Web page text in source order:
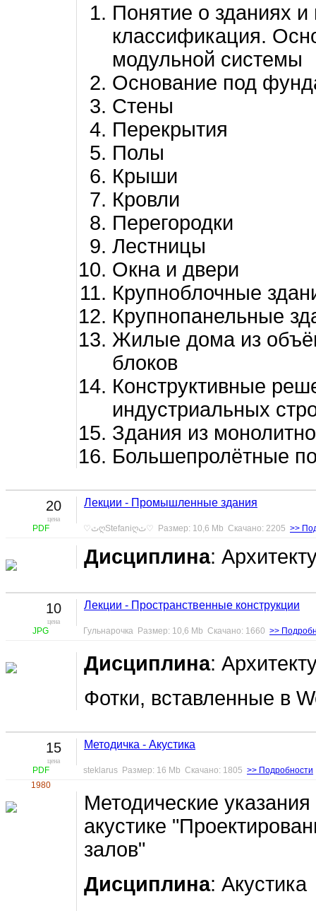
Понятие о зданиях и
классификация.
модульной системы
Основание под
Стены
Перекрытия
Полы
Крыши
Кровли
Перегородки
Лестницы
Окна и двери
Крупноблочные
Крупнопанельные
Жилые дома из
блоков
Конструктивные
индустриальных
Здания из
Большепролётные
20
цена
PDF
Лекции - Промышленные здания
♡ٿღStefaniღٿ♡ Размер: 10,6 Mb Скачано: 2205 >>
Дисциплина:
10
цена
JPG
Лекции - Пространственные конструкции
Гульнарочка Размер: 10,6 Mb Скачано: 1660 >>
Дисциплина:
Фотки, вставленные в
15
цена
PDF
1980
Методичка - Акустика
steklarus Размер: 16 Mb Скачано: 1805 >> Подробности
Методические
акустике
залов"
Дисциплина: Акустика